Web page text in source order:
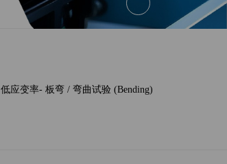
低应变率- 板弯 / 弯曲试验 (Bending)